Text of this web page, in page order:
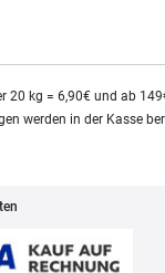
20 kg = 6,90€ und ab
werden in der Kasse